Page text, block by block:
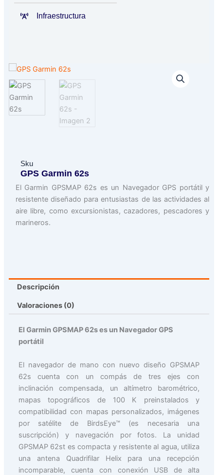
Infraestructura
Sku
GPS Garmin 62s
El Garmin GPSMAP 62s es un Navegador GPS portátil y
resistente diseñado para entusiastas de las actividades al
aire libre, como excursionistas, cazadores, pescadores y
marineros.
Descripción
Valoraciones (0)
El Garmin GPSMAP 62s es un Navegador GPS
portátil
El navegador de mano con nuevo diseño GPSMAP
62s cuenta con un compás de tres ejes con
inclinación compensada, un altímetro barométrico,
mapas topográficos de 100 K preinstalados y
compatibilidad con mapas personalizados, imágenes
por satélite de BirdsEye™ (es necesaria una
suscripción) y navegación por fotos. La unidad
GPSMAP 62st es compacta y resistente al agua, utiliza
una antena Quadrifilar Helix para una recepción
incomparable, cuenta con conexión USB de alta